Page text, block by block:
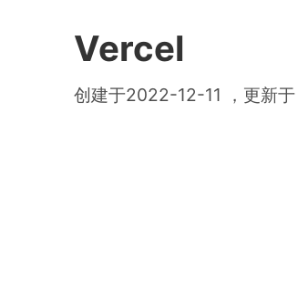
Vercel
创建于2022-12-11 ，更新